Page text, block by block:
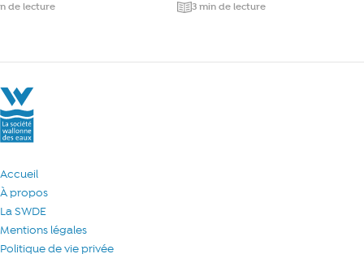
de lecture 3 min de lecture
La Société Wallonne des Eaux
Accueil
À propos
La SWDE
Mentions légales
Politique de vie privée